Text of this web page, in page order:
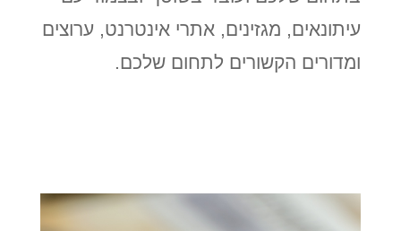
עיתונאים, מגזינים, אתרי אינטרנט, ערוצים
ומדורים הקשורים לתחום שלכם.